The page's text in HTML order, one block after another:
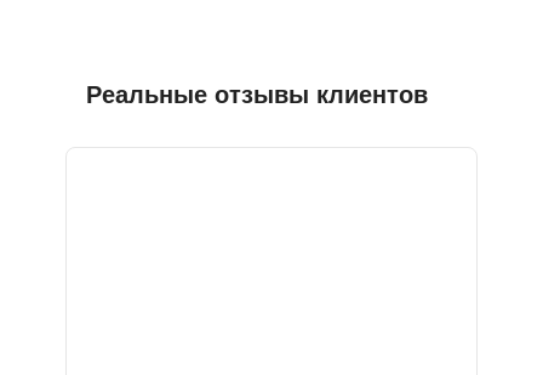
Реальные отзывы клиентов